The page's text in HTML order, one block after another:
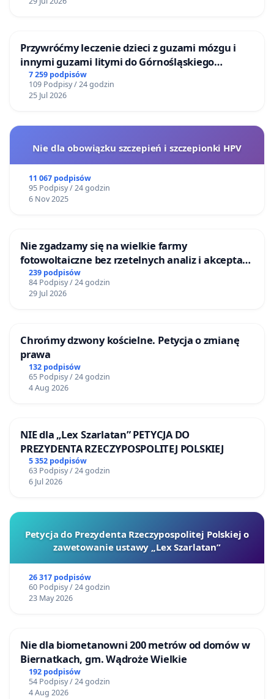
Przywróćmy leczenie dzieci z guzami mózgu i
innymi guzami litymi do Górnośląskiego
Centrum Zdrowia Dziecka w Katowicach
7 259 podpisów
109 Podpisy / 24 godzin
25 Jul 2026
Nie dla obowiązku szczepień i szczepionki HPV
11 067 podpisów
95 Podpisy / 24 godzin
6 Nov 2025
Nie zgadzamy się na wielkie farmy
fotowoltaiczne bez rzetelnych analiz i akceptacji
mieszkańców
239 podpisów
84 Podpisy / 24 godzin
29 Jul 2026
Chrońmy dzwony kościelne. Petycja o zmianę
prawa
132 podpisów
65 Podpisy / 24 godzin
4 Aug 2026
NIE dla „Lex Szarlatan” PETYCJA DO
PREZYDENTA RZECZYPOSPOLITEJ POLSKIEJ
5 352 podpisów
63 Podpisy / 24 godzin
6 Jul 2026
Petycja do Prezydenta Rzeczypospolitej Polskiej o
zawetowanie ustawy „Lex Szarlatan”
26 317 podpisów
60 Podpisy / 24 godzin
23 May 2026
Nie dla biometanowni 200 metrów od domów w
Biernatkach, gm. Wądroże Wielkie
192 podpisów
54 Podpisy / 24 godzin
4 Aug 2026